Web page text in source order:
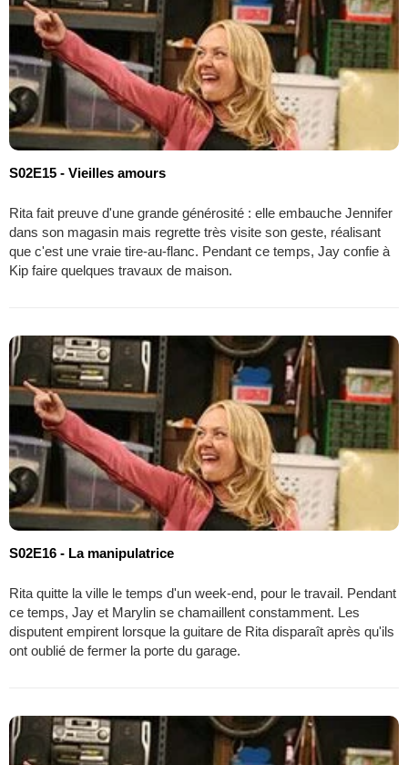
S02E15 - Vieilles amours
Rita fait preuve d'une grande générosité : elle embauche Jennifer
dans son magasin mais regrette très visite son geste, réalisant
que c'est une vraie tire-au-flanc. Pendant ce temps, Jay confie à
Kip faire quelques travaux de maison.
S02E16 - La manipulatrice
Rita quitte la ville le temps d'un week-end, pour le travail. Pendant
ce temps, Jay et Marylin se chamaillent constamment. Les
disputent empirent lorsque la guitare de Rita disparaît après qu'ils
ont oublié de fermer la porte du garage.